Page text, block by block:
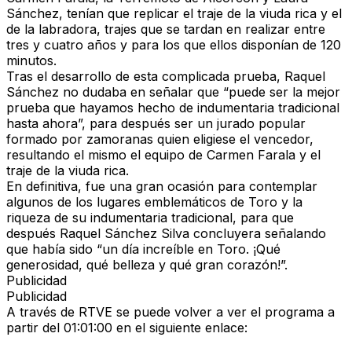
Sánchez, tenían que replicar el traje de la viuda rica y el
de la labradora, trajes que se tardan en realizar entre
tres y cuatro años y para los que ellos disponían de 120
minutos.
Tras el desarrollo de esta complicada prueba, Raquel
Sánchez no dudaba en señalar que “puede ser la mejor
prueba que hayamos hecho de indumentaria tradicional
hasta ahora”, para después ser un jurado popular
formado por zamoranas quien eligiese el vencedor,
resultando el mismo el equipo de Carmen Farala y el
traje de la viuda rica.
En definitiva, fue una gran ocasión para contemplar
algunos de los lugares emblemáticos de Toro y la
riqueza de su indumentaria tradicional, para que
después Raquel Sánchez Silva concluyera señalando
que había sido “un día increíble en Toro. ¡Qué
generosidad, qué belleza y qué gran corazón!”.
Publicidad
Publicidad
A través de RTVE se puede volver a ver el programa a
partir del 01:01:00 en el siguiente enlace: